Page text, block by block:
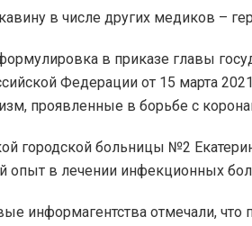
в числе других медиков –
в приказе главы
Федерации от 15 марта
проявленные в борьбе с
городской больницы №2
опыт в лечении инфекционных
информагентства отмечали,